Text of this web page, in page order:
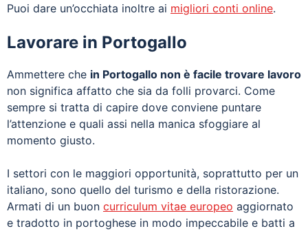
Puoi dare un’occhiata inoltre ai migliori conti online.
Lavorare in Portogallo
Ammettere che in Portogallo non è facile trovare lavoro
non significa affatto che sia da folli provarci. Come
sempre si tratta di capire dove conviene puntare
l’attenzione e quali assi nella manica sfoggiare al
momento giusto.
I settori con le maggiori opportunità, soprattutto per un
italiano, sono quello del turismo e della ristorazione.
Armati di un buon curriculum vitae europeo aggiornato
e tradotto in portoghese in modo impeccabile e batti a